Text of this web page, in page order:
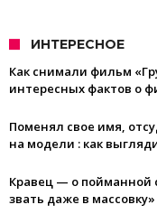
ИНТЕРЕСНОЕ
Как снимали фильм
интересных фактов о
Поменял свое имя,
на модели : как
Кравец — о пойманной
звать даже в массовку»